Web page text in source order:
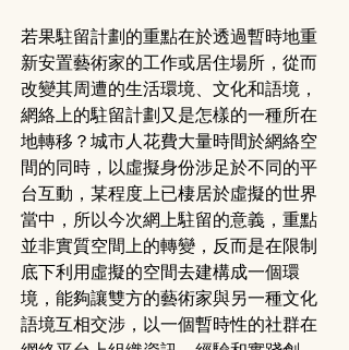
若果駐留計劃的重點在於透過暫時地重
新安置藝術家的工作或居住場所，從而
改變其周遭的生活環境、文化和語境，
網絡上的駐留計劃又是怎樣的一種所在
地轉移？城市人花費大量時間於網絡空
間的同時，以虛擬身份涉足於不同的平
台互動，某程度上已棲居於虛擬的世界
當中，所以今次網上駐留的意義，重點
並非實質空間上的轉變，反而是在限制
底下利用虛擬的空間去建構成一個環
境，能夠讓雙方的藝術家與另一種文化
語境互相交涉，以一個暫時性的社群在